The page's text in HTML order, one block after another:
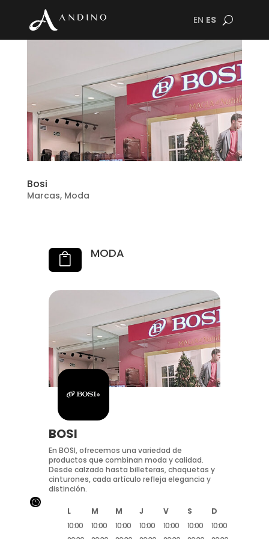
EN ES
Bosi
Marcas, Moda
 MODA
BOSI
En BOSI, ofrecemos una variedad de
productos que combinan moda y calidad.
Desde calzado hasta billeteras, chaquetas y
cinturones, cada artículo refleja elegancia y
distinción.
L M M J V S
D
10:00
10:00
10:00
10:00
10:00
10:00
10:00
}